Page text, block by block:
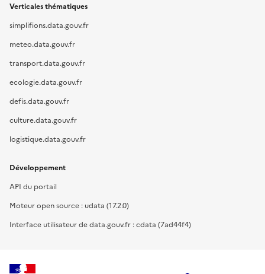
Verticales thématiques
simplifions.data.gouv.fr
meteo.data.gouv.fr
transport.data.gouv.fr
ecologie.data.gouv.fr
defis.data.gouv.fr
culture.data.gouv.fr
logistique.data.gouv.fr
Développement
API du portail
Moteur open source : udata (17.2.0)
Interface utilisateur de data.gouv.fr : cdata (7ad44f4)